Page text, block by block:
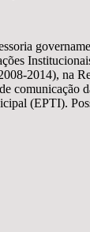
2014), na
comunicação
(EPTI).